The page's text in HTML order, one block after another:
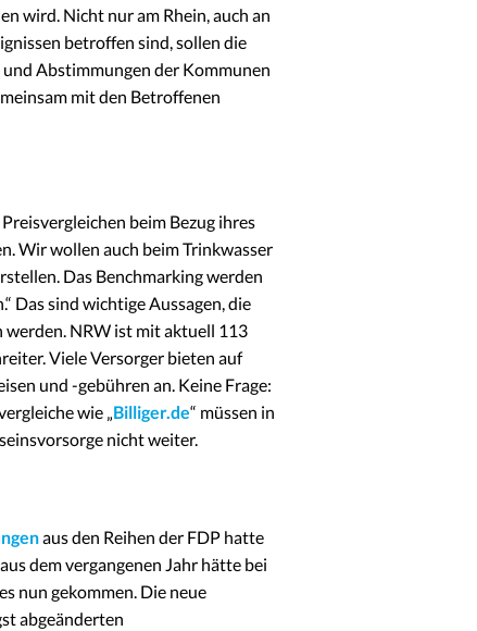
wird. Nicht nur am Rhein, auch an
betroffen sind, sollen die
Abstimmungen der Kommunen
mit den Betroffenen
beim Bezug ihres
Wir wollen auch beim Trinkwasser
Das Benchmarking werden
Das sind wichtige Aussagen, die
werden. NRW ist mit aktuell 113
Viele Versorger bieten auf
und -gebühren an. Keine Frage:
wie „Billiger.de“ müssen in
nicht weiter.
aus den Reihen der FDP hatte
dem vergangenen Jahr hätte bei
nun gekommen. Die neue
abgeänderten